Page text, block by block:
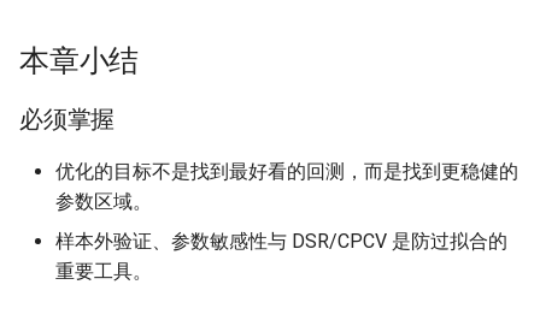
本章小结
必须掌握
优化的目标不是找到最好看的回测，而是找到更稳健的
参数区域。
样本外验证、参数敏感性与 DSR/CPCV 是防过拟合的
重要工具。